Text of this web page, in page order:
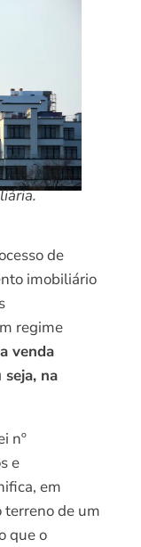
de
imobiliário
regime
venda
na
nº
e
em
terreno de um
que o